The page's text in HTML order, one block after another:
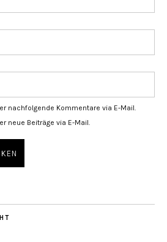
nachfolgende Kommentare via E-Mail.
neue Beiträge via E-Mail.